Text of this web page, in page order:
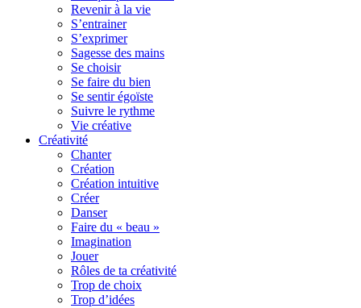
Revenir à la vie
S’entrainer
S’exprimer
Sagesse des mains
Se choisir
Se faire du bien
Se sentir égoïste
Suivre le rythme
Vie créative
Créativité
Chanter
Création
Création intuitive
Créer
Danser
Faire du « beau »
Imagination
Jouer
Rôles de ta créativité
Trop de choix
Trop d’idées